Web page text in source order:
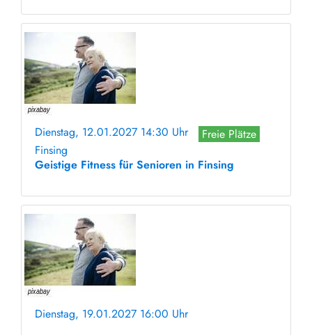
Dienstag, 12.01.2027 14:30 Uhr
Freie Plätze
Finsing
Geistige Fitness für Senioren in Finsing
Dienstag, 19.01.2027 16:00 Uhr